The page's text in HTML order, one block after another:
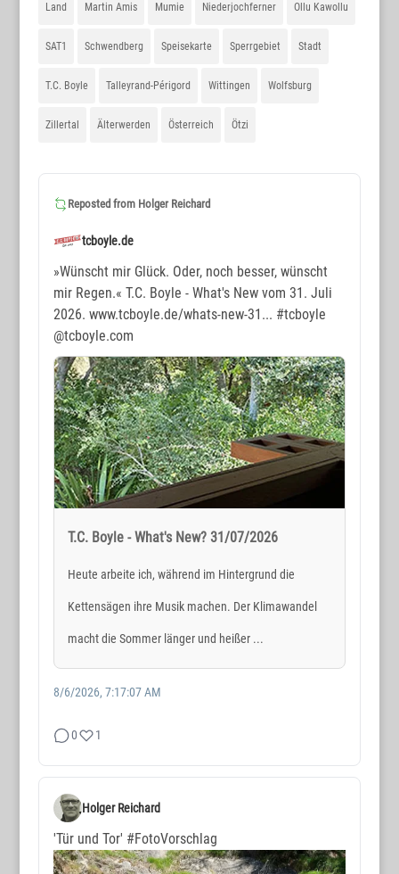
Land Martin Amis Mumie Niederjochferner Ollu Kawollu
SAT1 Schwendberg Speisekarte Sperrgebiet Stadt
T.C. Boyle Talleyrand-Périgord Wittingen Wolfsburg
Zillertal Älterwerden Österreich Ötzi
Reposted from Holger Reichard
tcboyle.de
»Wünscht mir Glück. Oder, noch besser, wünscht
mir Regen.« T.C. Boyle - What's New vom 31. Juli
2026. www.tcboyle.de/whats-new-31... #tcboyle
@tcboyle.com
T.C. Boyle - What's New? 31/07/2026
Heute arbeite ich, während im Hintergrund die
Kettensägen ihre Musik machen. Der Klimawandel
macht die Sommer länger und heißer ...
8/6/2026, 7:17:07 AM
0 1
Holger Reichard
'Tür und Tor' #FotoVorschlag